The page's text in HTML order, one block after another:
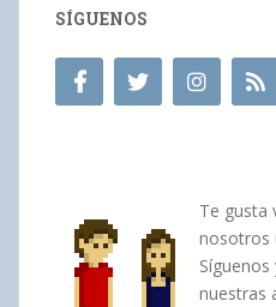
SÍGUENOS
Te gusta
nosotros
nuestras